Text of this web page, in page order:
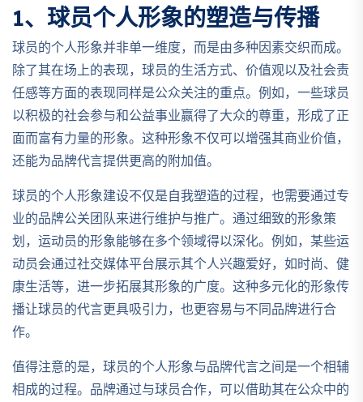
1、球员个人形象的塑造与传播
球员的个人形象并非单一维度，而是由多种因素交织而成。
除了其在场上的表现，球员的生活方式、价值观以及社会责
任感等方面的表现同样是公众关注的重点。例如，一些球员
以积极的社会参与和公益事业赢得了大众的尊重，形成了正
面而富有力量的形象。这种形象不仅可以增强其商业价值，
还能为品牌代言提供更高的附加值。
球员的个人形象建设不仅是自我塑造的过程，也需要通过专
业的品牌公关团队来进行维护与推广。通过细致的形象策
划，运动员的形象能够在多个领域得以深化。例如，某些运
动员会通过社交媒体平台展示其个人兴趣爱好，如时尚、健
康生活等，进一步拓展其形象的广度。这种多元化的形象传
播让球员的代言更具吸引力，也更容易与不同品牌进行合
作。
值得注意的是，球员的个人形象与品牌代言之间是一个相辅
相成的过程。品牌通过与球员合作，可以借助其在公众中的